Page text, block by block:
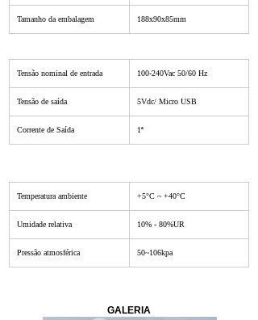
Tamanho da embalagem 188x90x85mm
Tensão nominal de entrada 100-240Vac 50/60 Hz
Tensão de saída 5Vdc/ Micro USB
Corrente de Saída 1ª
Temperatura ambiente +5°C ~ +40°C
Umidade relativa 10% - 80%UR
Pressão atmosférica 50~106kpa
GALERIA